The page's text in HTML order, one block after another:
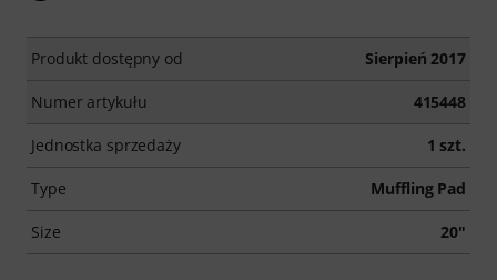
Produkt dostępny od Sierpień 2017
Numer artykułu 415448
Jednostka sprzedaży 1 szt.
Type Muffling Pad
Size 20"